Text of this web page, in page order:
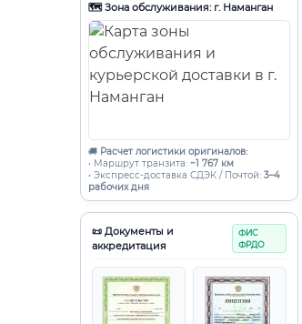
🗺️ Зона обслуживания: г. Наманган
🚚 Расчет логистики оригиналов:
• Маршрут транзита: ~1 767 км
• Экспресс-доставка СДЭК / Почтой: 3–4
рабочих дня
📜 Документы и
аккредитация
ФИС
ФРДО